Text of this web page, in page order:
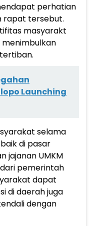
perhatian
rapat tersebut.
masyarakt
Launching
selama
di pasar
jajanan UMKM
pemerintah
dapat
di daerah juga
dengan